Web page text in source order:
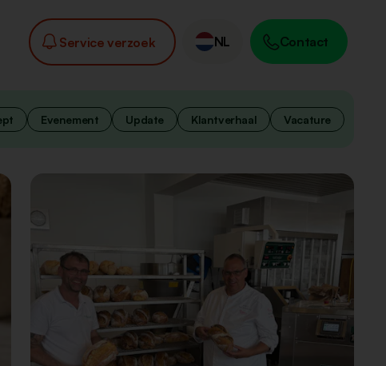
Service verzoek NL Contact
Evenement Update Klantverhaal Vacature